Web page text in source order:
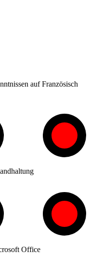
auf Französisch
Office